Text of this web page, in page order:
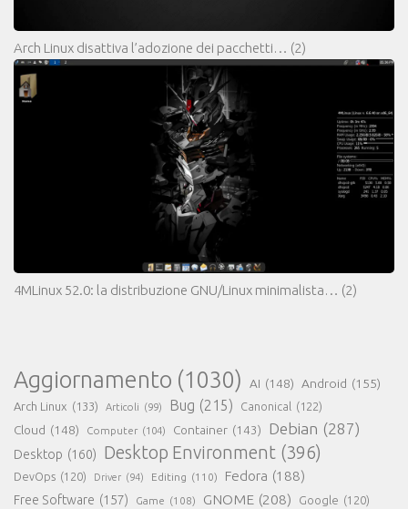
Arch Linux disattiva l’adozione dei pacchetti… (2)
4MLinux 52.0: la distribuzione GNU/Linux minimalista… (2)
Aggiornamento (1030) AI (148) Android (155)
Arch Linux (133) Articoli (99) Bug (215) Canonical (122)
Cloud (148) Computer (104) Container (143) Debian (287)
Desktop (160) Desktop Environment (396)
DevOps (120) Driver (94) Editing (110) Fedora (188)
Free Software (157) Game (108) GNOME (208) Google (120)